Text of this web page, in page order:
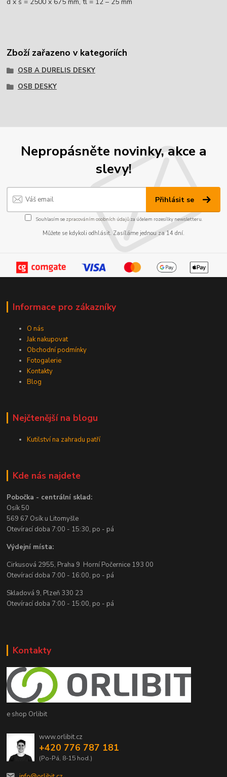
d x š = 2500 x 675 mm, tl = 12 – 25 mm
Zboží zařazeno v kategoriích
OSB A DURELIS DESKY
OSB DESKY
Nepropásněte novinky, akce a
slevy!
Přihlásit se
Souhlasím se zpracováním osobních údajůza účelem rozesílky newsletteru.
Můžete se kdykoli odhlásit. Zasíláme jednou za 14 dní.
Informace pro zákazníky
O nás
Jak nakupovat
Obchodní podmínky
Fotogalerie
Kontakty
Blog
Nejčtenější na blogu
Kutilství na zahradu patří
Kde nás najdete
Pobočka - centrální sklad:
Osík 50
569 67 Osík u Litomyšle
Otevírací doba 7:00 - 15:30, po - pá
Výdejní místa:
Cirkusová 2955, Praha 9 Horní Počernice 193 00
Otevírací doba 7:00 - 16:00, po - pá
Skladová 9, Plzeň 330 23
Otevírací doba 7:00 - 15:00, po - pá
Kontakty
e shop Orlibit
www.orlibit.cz
+420 776 787 181
(Po-Pá, 8-15 hod.)